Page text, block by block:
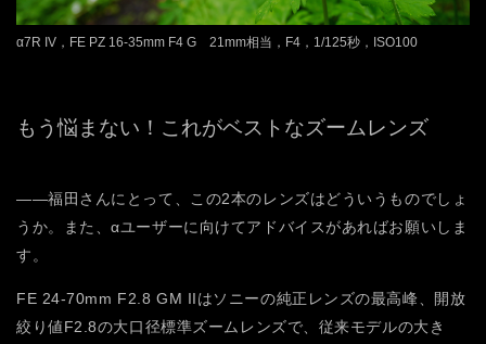
α7R IV，FE PZ 16-35mm F4 G 21mm相当，F4，1/125秒，ISO100
もう悩まない！これがベストなズームレンズ
――福田さんにとって、この2本のレンズはどういうものでしょ
うか。また、αユーザーに向けてアドバイスがあればお願いしま
す。
FE 24-70mm F2.8 GM IIはソニーの純正レンズの最高峰、開放
絞り値F2.8の大口径標準ズームレンズで、従来モデルの大き